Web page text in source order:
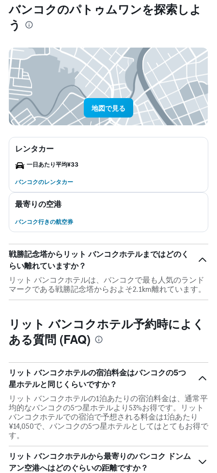
バンコク​のパトゥムワン​を探索しよ
う
地図で見る
レンタカー
一日あたり平均¥33
バンコクのレンタカー
最寄りの空港
バンコク行きの航空券
戦勝記念塔からリット バンコクホテルまではどのく
らい離れていますか？
リット バンコクホテルは、バンコクで最も人気のランド
マークである戦勝記念塔からおよそ2.1km離れています。
リット バンコクホテル予約時によく
ある質問 (FAQ)
リット バンコクホテルの宿泊料金はバンコクの5つ
星ホテルと同じくらいですか？
リット バンコクホテルの1泊あたりの宿泊料金は、通常平
均的なバンコクの5つ星ホテルより53%お得です。リット
バンコクホテルでの宿泊で予想される料金は1泊あたり
¥14,050で、バンコクの5つ星ホテルとしてはとてもお得で
す。
リット バンコクホテルから最寄りのバンコク ドンム
アン空港へはどのぐらいの距離ですか？